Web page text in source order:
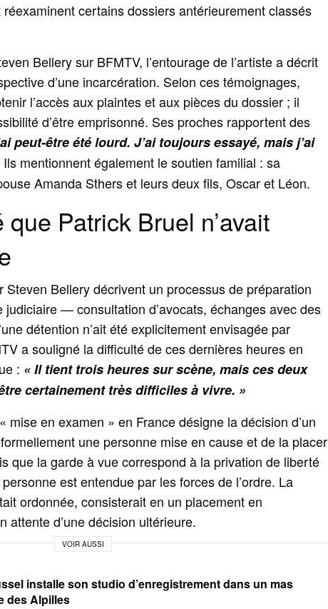
certains dossiers antérieurement classés
Bellery sur BFMTV, l’entourage de l’artiste a décrit
d’une incarcération. Selon ces témoignages,
l’accès aux plaintes et aux pièces du dossier ; il
d’être emprisonné. Ses proches rapportent des
peut-être été lourd. J’ai toujours essayé, mais j’ai
Ils mentionnent également le soutien familial : sa
Amanda Sthers et leurs deux fils, Oscar et Léon.
Patrick Bruel n’avait
Steven Bellery décrivent un processus de préparation
judiciaire — consultation d’avocats, échanges avec des
détention n’ait été explicitement envisagée par
a souligné la difficulté de ces dernières heures en
: « Il tient trois heures sur scène, mais ces deux
certainement très difficiles à vivre. »
mise en examen » en France désigne la décision d’un
une personne mise en cause et de la placer
que la garde à vue correspond à la privation de liberté
est entendue par les forces de l’ordre. La
ordonnée, consisterait en un placement en
attente d’une décision ultérieure.
VOIR AUSSI
installe son studio d’enregistrement dans un mas
des Alpilles